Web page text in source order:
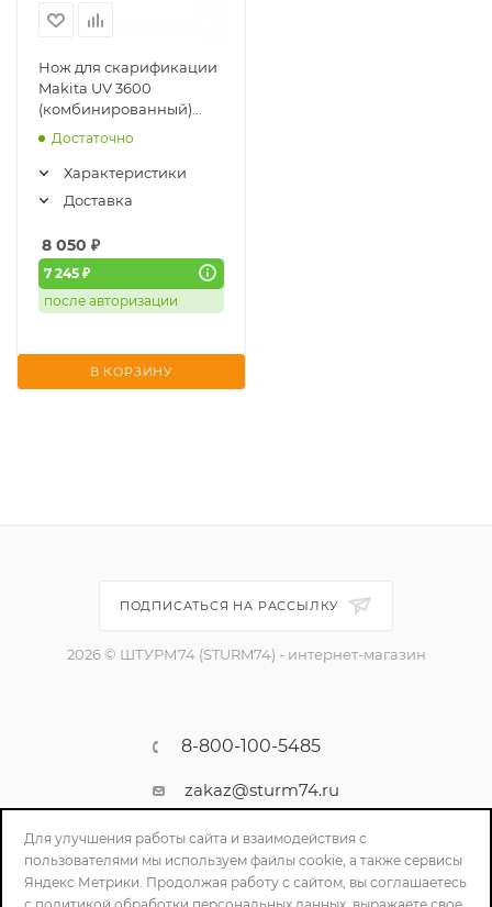
Нож для скарификации
Makita UV 3600
(комбинированный)
(652024749)
Достаточно
Характеристики
Доставка
8 050 ₽
7 245 ₽
после авторизации
В КОРЗИНУ
ПОДПИСАТЬСЯ НА РАССЫЛКУ
2026 © ШТУРМ74 (STURM74) - интернет-магазин
8-800-100-5485
zakaz@sturm74.ru
г. Челябинск, ул. Стартовая 34/1
Для улучшения работы сайта и взаимодействия с
пользователями мы используем файлы cookie, а также сервисы
Яндекс Метрики. Продолжая работу с сайтом, вы соглашаетесь